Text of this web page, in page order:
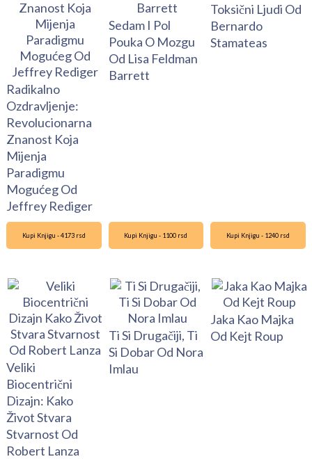
Radikalno
Ozdravljenje:
Revolucionarna
Znanost Koja
Mijenja
Paradigmu
Mogućeg Od
Jeffrey Rediger
Sedam I Pol
Pouka O Mozgu
Od Lisa Feldman
Barrett
Toksični Ljudi Od
Bernardo
Stamateas
Kupi Knjigu - 4173 rsd
Veliki
Biocentrični
Dizajn: Kako
Život Stvara
Stvarnost Od
Robert Lanza
Kupi Knjigu - 1100 rsd
Ti Si Drugačiji, Ti
Si Dobar Od Nora
Imlau
Kupi Knjigu - 1240 rsd
Jaka Kao Majka
Od Kejt Roup